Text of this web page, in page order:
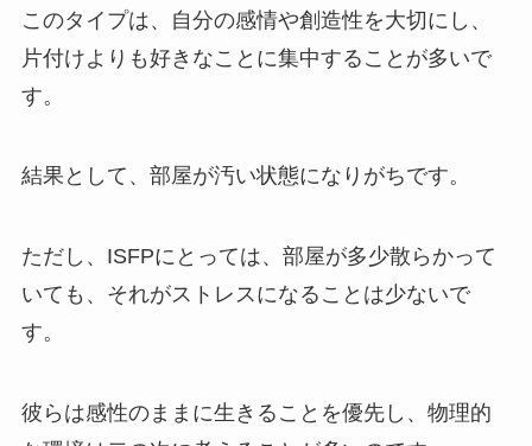
このタイプは、自分の感情や創造性を大切にし、
片付けよりも好きなことに集中することが多いで
す。
結果として、部屋が汚い状態になりがちです。
ただし、ISFPにとっては、部屋が多少散らかって
いても、それがストレスになることは少ないで
す。
彼らは感性のままに生きることを優先し、物理的